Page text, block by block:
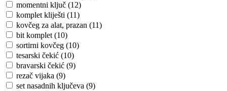
momentni ključ (12)
komplet kliješti (11)
kovčeg za alat, prazan (11)
bit komplet (10)
sortirni kovčeg (10)
tesarski čekić (10)
bravarski čekić (9)
rezač vijaka (9)
set nasadnih ključeva (9)